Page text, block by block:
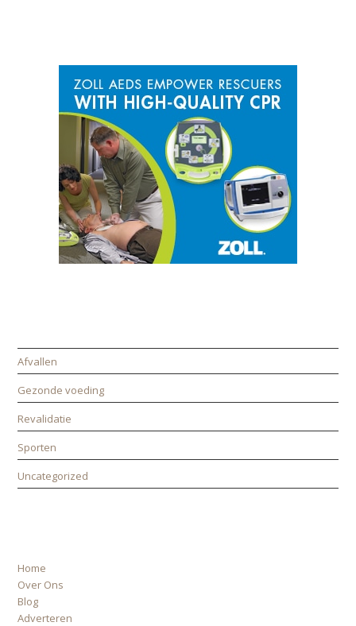
Afvallen
Gezonde voeding
Revalidatie
Sporten
Uncategorized
Home
Over Ons
Blog
Adverteren